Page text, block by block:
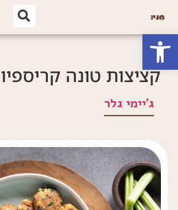
פתח סרגל נגישות
קציצות טונה
ג'יימי גלר